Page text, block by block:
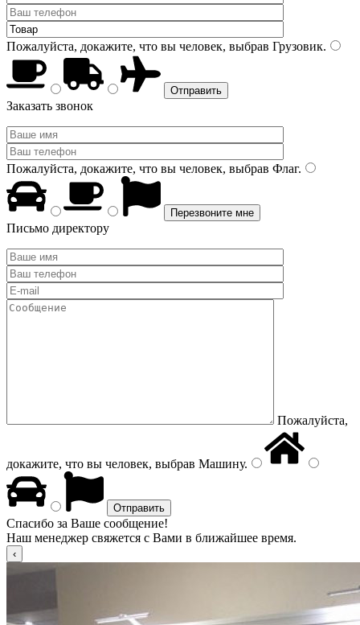
Пожалуйста, докажите, что вы человек, выбрав Грузовик.
Заказать звонок
Пожалуйста, докажите, что вы человек, выбрав Флаг.
Письмо директору
Пожалуйста,
докажите, что вы человек, выбрав Машину.
Спасибо за Ваше сообщение!
Наш менеджер свяжется с Вами в ближайшее время.